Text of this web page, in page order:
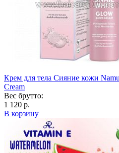
Крем для тела Сияние кожи
Cream
Вес брутто:
1 120 р.
В корзину